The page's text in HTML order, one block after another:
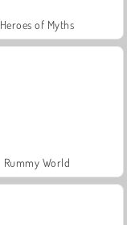
Heroes of Myths
Rummy World